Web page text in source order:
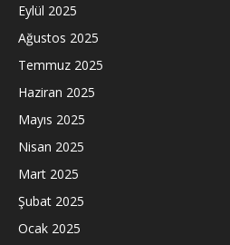
Eylül 2025
Ağustos 2025
Temmuz 2025
Haziran 2025
Mayıs 2025
Nisan 2025
Mart 2025
Şubat 2025
Ocak 2025